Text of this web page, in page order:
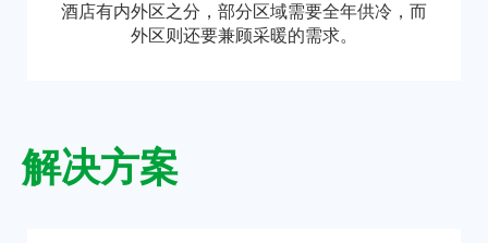
酒店有内外区之分，部分区域需要全年供冷，而
外区则还要兼顾采暖的需求。
解决方案